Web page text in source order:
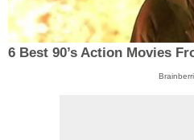
6 Best 90’s Action Movies